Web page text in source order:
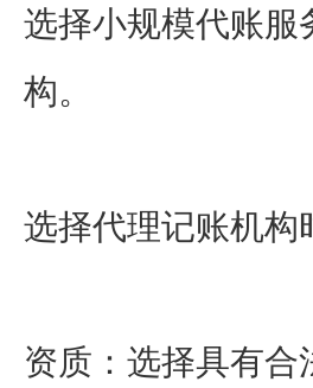
选择小规模代账服
构。
选择代理记账机构
资质：选择具有